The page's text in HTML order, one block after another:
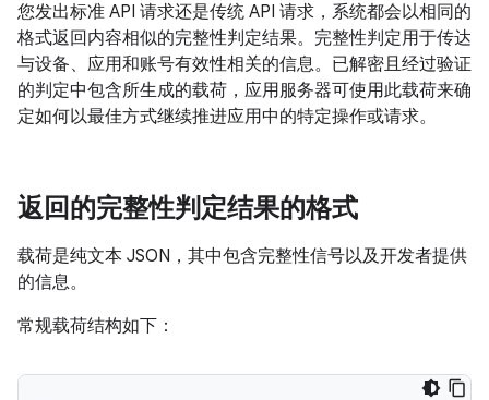
您发出标准 API 请求还是传统 API 请求，系统都会以相同的
格式返回内容相似的完整性判定结果。完整性判定用于传达
与设备、应用和账号有效性相关的信息。已解密且经过验证
的判定中包含所生成的载荷，应用服务器可使用此载荷来确
定如何以最佳方式继续推进应用中的特定操作或请求。
返回的完整性判定结果的格式
载荷是纯文本 JSON，其中包含完整性信号以及开发者提供
的信息。
常规载荷结构如下：